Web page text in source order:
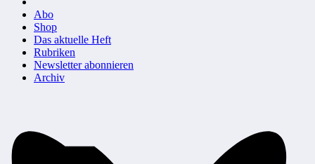
Abo
Shop
Das aktuelle Heft
Rubriken
Newsletter abonnieren
Archiv